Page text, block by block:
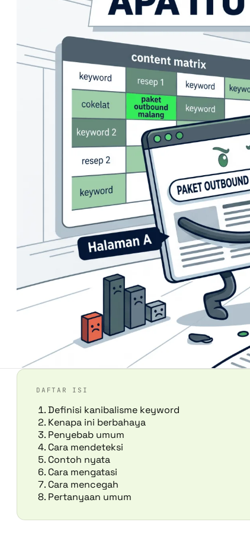
DAFTAR ISI
Definisi kanibalisme keyword
Kenapa ini berbahaya
Penyebab umum
Cara mendeteksi
Contoh nyata
Cara mengatasi
Cara mencegah
Pertanyaan umum